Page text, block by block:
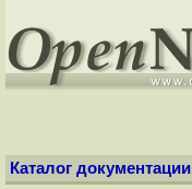
Каталог документации